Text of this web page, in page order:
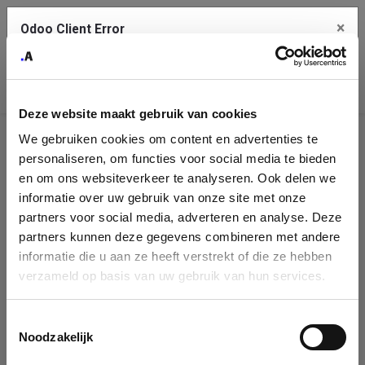
Deze website maakt gebruik van cookies
We gebruiken cookies om content en advertenties te
personaliseren, om functies voor social media te bieden
en om ons websiteverkeer te analyseren. Ook delen we
informatie over uw gebruik van onze site met onze
partners voor social media, adverteren en analyse. Deze
partners kunnen deze gegevens combineren met andere
informatie die u aan ze heeft verstrekt of die ze hebben
verzameld op basis van uw gebruik van hun services.
Noodzakelijk
Company
Identification
Please fill in your company details
You can search a company in our database by name, VAT or
enterprise ID. When a company is selected it will auto-complete the
form. If you don't find your company in our database, you can create
Odoo Client Error ×
service.
See details
Ok